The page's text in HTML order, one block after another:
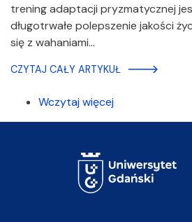
trening adaptacji pryzmatycznej
długotrwałe polepszenie jakości
się z wahaniami…
CZYTAJ CAŁY ARTYKUŁ
Wczytaj więcej